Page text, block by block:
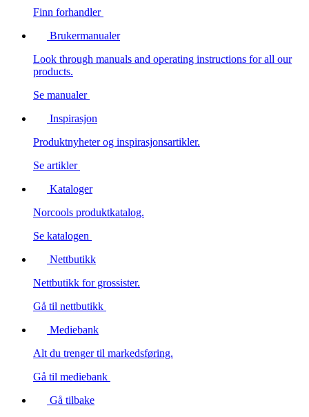
Finn forhandler
Brukermanualer
Look through manuals and operating instructions for all our
products.
Se manualer
Inspirasjon
Produktnyheter og inspirasjonsartikler.
Se artikler
Kataloger
Norcools produktkatalog.
Se katalogen
Nettbutikk
Nettbutikk for grossister.
Gå til nettbutikk
Mediebank
Alt du trenger til markedsføring.
Gå til mediebank
Gå tilbake